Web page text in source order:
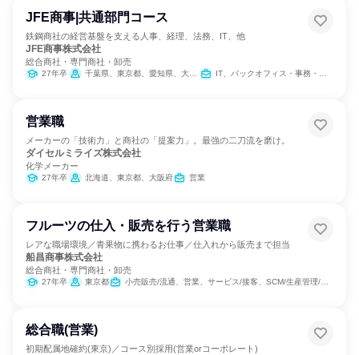
JFE商事|共通部門コース
鉄鋼商社の経営基盤を支える人事、経理、法務、IT、他
JFE商事株式会社
総合商社・専門商社・卸売
27年卒 千葉県、東京都、愛知県、大阪府、岡山県、広島県、福岡県 IT、バックオフィス・事務・受付、経理/税務/財務、人事、法務/知財
営業職
メーカーの「技術力」と商社の「提案力」。最強の二刀流を磨け。
ダイセルミライズ株式会社
化学メーカー
27年卒 北海道、東京都、大阪府 営業
フルーツの仕入・販売を行う営業職
レアな職場環境／青果物に携わるお仕事／仕入れから販売まで担当
船昌商事株式会社
総合商社・専門商社・卸売
27年卒 東京都 小売販売/流通、営業、サービス/接客、SCM/生産管理/購買/物流
総合職(営業)
初期配属地確約(東京)／コース別採用(営業orコーポレート)